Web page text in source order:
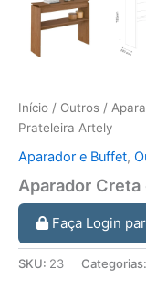
Início / Outros /
Prateleira Artely
Aparador e Buffet,
Aparador
Faça Login
SKU: 23 Categorias: